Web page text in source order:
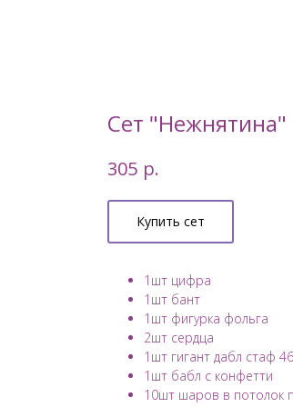
Сет "Нежнятина"
305 р.
Купить сет
1шт цифра
1шт бант
1шт фигурка фольга
2шт сердца
1шт гигант дабл стаф
1шт бабл с конфетти
10шт шаров в потолок